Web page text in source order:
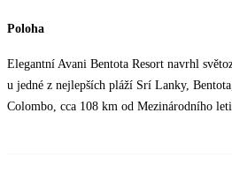
Poloha
Elegantní Avani Bentota Resort navrhl
u jedné z nejlepších pláží Srí Lanky,
Colombo, cca 108 km od Mezinárodního